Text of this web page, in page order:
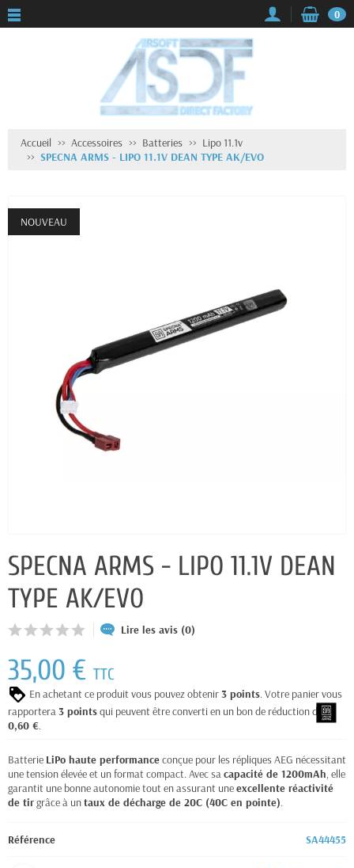
0
Accueil Accessoires Batteries
Lipo 11.1v
SPECNA ARMS - LIPO 11.1V DEAN TYPE AK/EVO
NOUVEAU
SPECNA ARMS - LIPO 11.1V DEAN
TYPE AK/EVO
Lire les avis (0)
35,00 € TTC
En achetant ce produit vous pouvez obtenir3 points. Votre panier vous
rapportera3 pointsqui peuvent être converti en un bon de réduction de
0,60 €.
Batterie LiPo haute performanceconçue pour les répliques AEG nécessitant
une tension élevée et un format compact. Avec sacapacité de 1200mAh, elle
garantit une bonne autonomie tout en assurant uneexcellente réactivité
de tirgrâce à untaux de décharge de 20C (40C en pointe).
Référence SA44455